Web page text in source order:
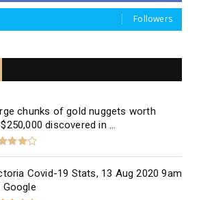
Followers
chunks of gold nuggets worth
discovered in ...
Covid-19 Stats, 13 Aug 2020 9am
Google